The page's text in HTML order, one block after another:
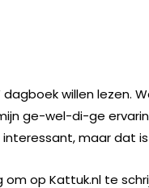
willen lezen.
ge-wel-di-ge
maar dat
op Kattuk.nl te